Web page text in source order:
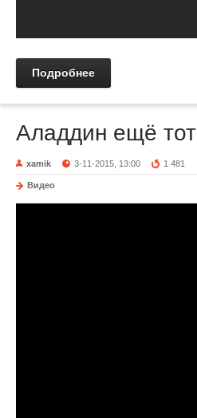
Подробнее
Аладдин ещё тот
xamik 3-11-2015, 13:00 1 481
Видео